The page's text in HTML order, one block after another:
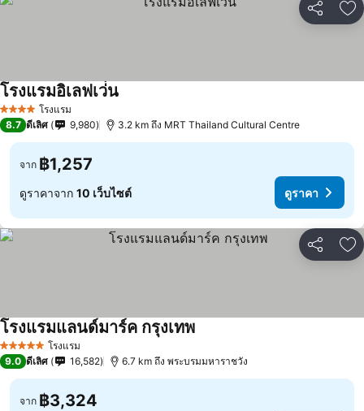
แชร์ เ
4 ดาว โรงแรม
โรงแรมอิเลฟเว่่น
8.7 ดีเลิศ 9,980 3.2 km ถึง MRT Thailand Cultural Centre
จาก ฿1,257
ดูราคาจาก 10 เว็บไซต์ ดูราคา
แชร์ เ
5 ดาว โรงแรม
โรงแรมแลนด์มาร์ค กรุงเทพ
9.0 ดีเลิศ 16,582 6.7 km ถึง พระบรมมหาราชวัง
จาก ฿3,324